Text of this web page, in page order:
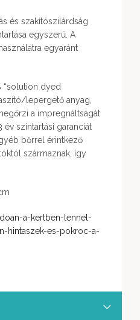
és szakítószilárdság
egyszerű. A
egyaránt
“solution dyed
lepergető anyag,
a impregnáltságát
színtartási garanciát
bőrrel érintkező
származnak, így
a-kertben-lennel-
hintaszek-es-pokroc-a-